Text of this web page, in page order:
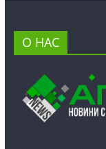
О НАС